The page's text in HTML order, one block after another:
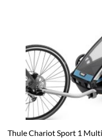
Thule Chariot Sport 1